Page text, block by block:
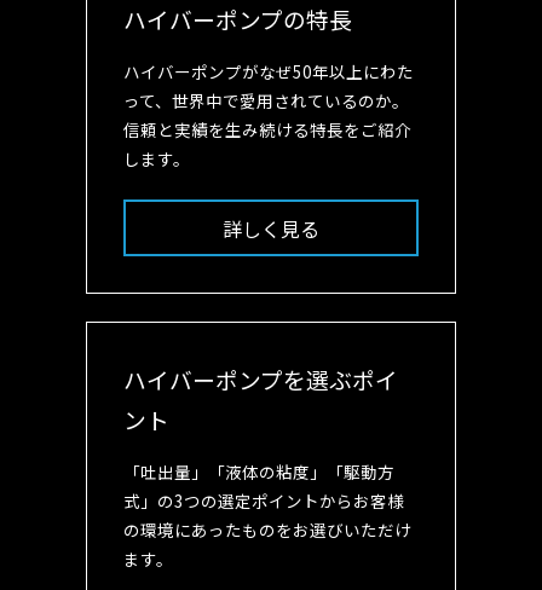
ハイバーポンプの特長
ハイバーポンプがなぜ50年以上にわた
って、世界中で愛用されているのか。
信頼と実績を生み続ける特長をご紹介
します。
詳しく見る
ハイバーポンプを選ぶポイ
ント
「吐出量」「液体の粘度」「駆動方
式」の3つの選定ポイントからお客様
の環境にあったものをお選びいただけ
ます。